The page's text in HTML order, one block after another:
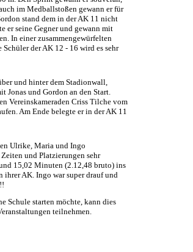
im Medballstoßen gewann er für
stand dem in der AK 11 nicht
er seine Gegner und gewann mit
In einer zusammengewürfelten
der AK 12 - 16 wird es sehr
und hinter dem Stadionwall,
Jonas und Gordon an den Start.
Vereinskameraden Criss Tilche vom
Am Ende belegte er in der AK 11
Ulrike, Maria und Ingo
und Platzierungen sehr
15,02 Minuten (2.12,48 bruto) ins
ihrer AK. Ingo war super drauf und
Schule starten möchte, kann dies
teilnehmen.